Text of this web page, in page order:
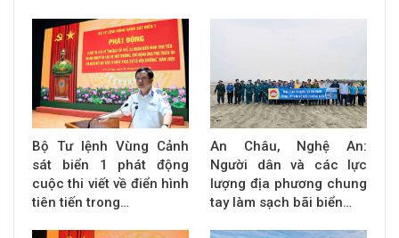
Bộ Tư lệnh Vùng Cảnh
sát biển 1 phát động
cuộc thi viết về điển hình
tiên tiến trong…
An Châu, Nghệ An:
Người dân và các lực
lượng địa phương chung
tay làm sạch bãi biển…